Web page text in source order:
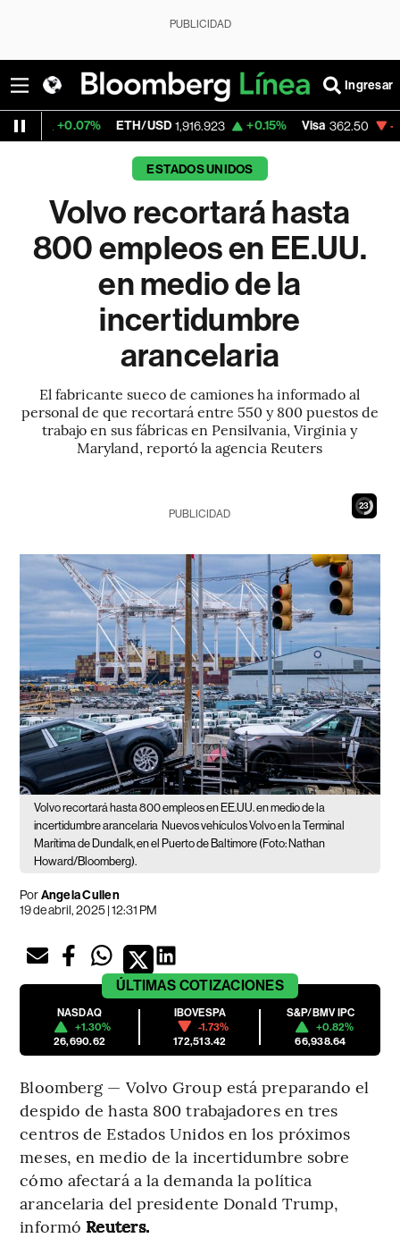
PUBLICIDAD
Ingresar
ETH/USD 1,916.923 +0.15% Visa 362.50 -2.15%
ESTADOS UNIDOS
Volvo recortará hasta
800 empleos en EE.UU.
en medio de la
incertidumbre
arancelaria
El fabricante sueco de camiones ha informado al
personal de que recortará entre 550 y 800 puestos de
trabajo en sus fábricas en Pensilvania, Virginia y
Maryland, reportó la agencia Reuters
22
PUBLICIDAD
Volvo recortará hasta 800 empleos en EE.UU. en medio de la
incertidumbre arancelaria Nuevos vehículos Volvo en la Terminal
Marítima de Dundalk, en el Puerto de Baltimore (Foto: Nathan
Howard/Bloomberg).
PorAngela Cullen
19 de abril, 2025 | 12:31 PM
ÚLTIMAS COTIZACIONES
NASDAQ
+1.30%
26,690.62
IBOVESPA
-1.73%
172,513.42
S&P/BMV IPC
+0.82%
66,938.64
Bloomberg — Volvo Group está preparando el
despido de hasta 800 trabajadores en tres
centros de Estados Unidos en los próximos
meses, en medio de la incertidumbre sobre
cómo afectará a la demanda la política
arancelaria del presidente Donald Trump,
informó Reuters.